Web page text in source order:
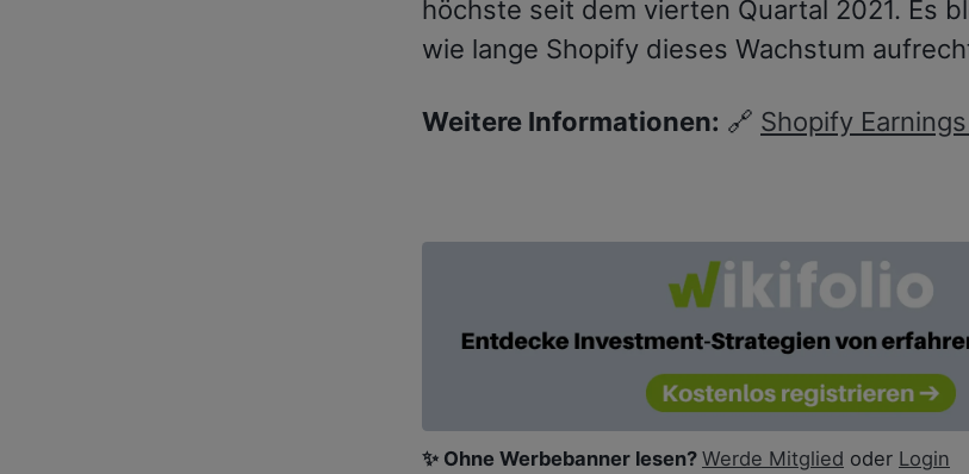
höchste seit dem vierten Quartal 2021. Es
wie lange Shopify dieses Wachstum
Weitere Informationen: 🔗 Shopify
✨ Ohne Werbebanner lesen? Werde Mitglied oder Login